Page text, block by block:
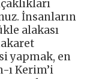
İnsanların
alakası
yapmak, en
ı Kerim’i